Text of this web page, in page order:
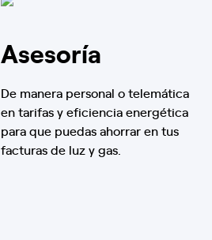
Asesoría
De manera personal o telemática
en tarifas y eficiencia energética
para que puedas ahorrar en tus
facturas de luz y gas.